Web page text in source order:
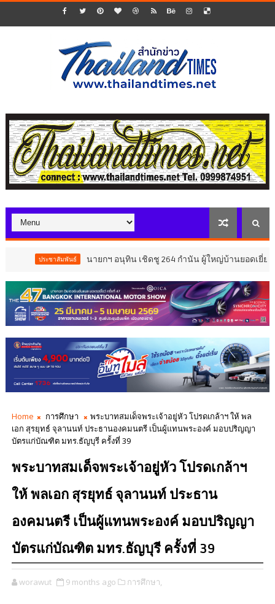
นายกฯ อนุทิน เชิดชู 264 กำนัน ผู้ใหญ่บ้านยอดเยี่ยม มอบแหนบท
Home การศึกษา
พระบาทสมเด็จพระเจ้าอยู่หัว โปรดเกล้าฯ ให้ พล
เอก สุรยุทธ์ จุลานนท์ ประธานองคมนตรี เป็นผู้แทนพระองค์ มอบปริญญา
บัตรแก่บัณฑิต มทร.ธัญบุรี ครั้งที่ 39
พระบาทสมเด็จพระเจ้าอยู่หัว โปรดเกล้าฯ
ให้ พลเอก สุรยุทธ์ จุลานนท์ ประธาน
องคมนตรี เป็นผู้แทนพระองค์ มอบปริญญา
บัตรแก่บัณฑิต มทร.ธัญบุรี ครั้งที่ 39
worawut 9 months ago การศึกษา,